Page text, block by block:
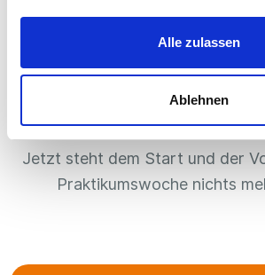
Alle zulassen
Ablehnen
immer ein neues
Praktikumstage finden
Firmen vor Ort statt. Sie werden
abwechslungsreich durch die
Jetzt steht dem Start und der
Praktikumswoche nichts